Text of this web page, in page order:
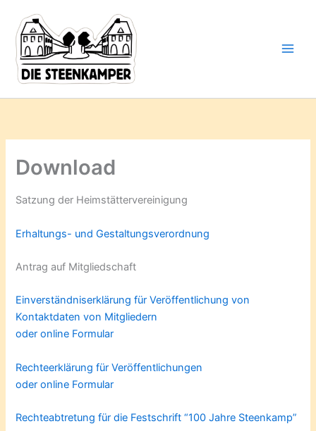
Inhalt
springen
Download
Satzung der Heimstättervereinigung
Erhaltungs- und Gestaltungsverordnung
Antrag auf Mitgliedschaft
Einverständniserklärung für Veröffentlichung von
Kontaktdaten von Mitgliedern
oder online Formular
Rechteerklärung für Veröffentlichungen
oder online Formular
Rechteabtretung für die Festschrift “100 Jahre Steenkamp”
deine
Mail-
Adresse
ein ...